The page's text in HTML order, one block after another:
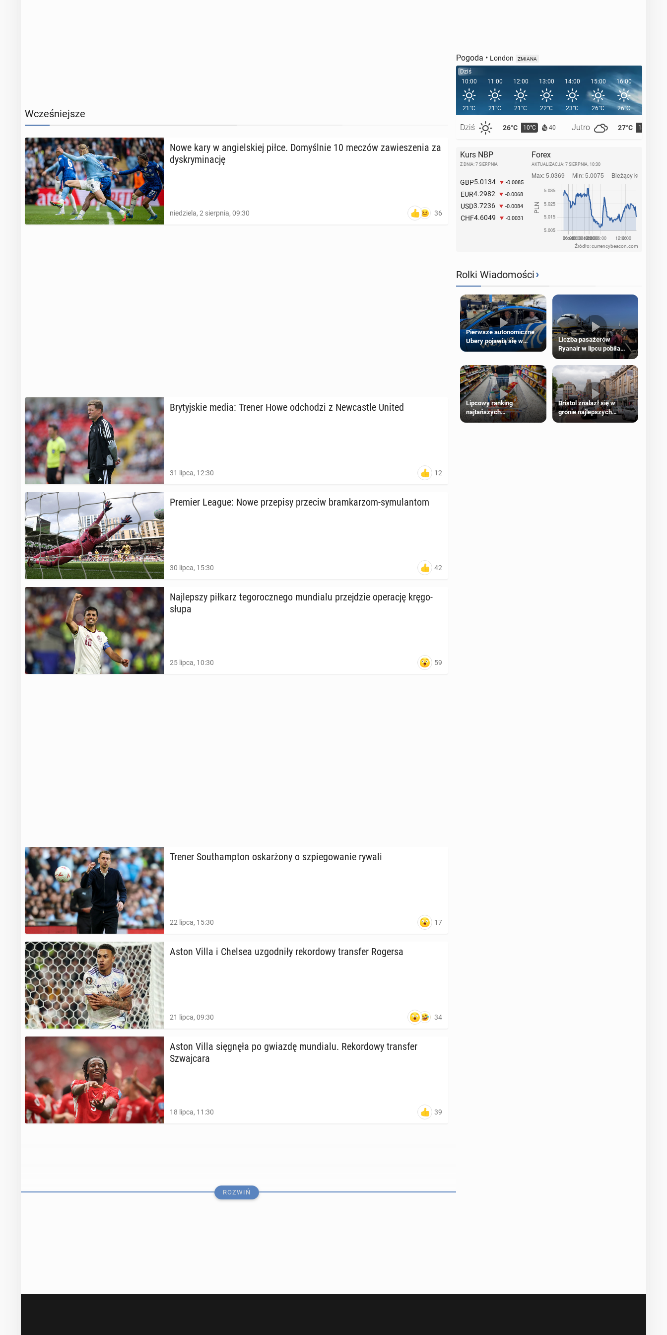
Wcześniejsze
Nowe kary w an­giel­skiej piłce. Do­myśl­nie 10 meczów za­wie­sze­nia za
dys­kry­mi­na­cję
niedziela, 2 sierpnia, 09:30 36
Bry­tyj­skie media: Trener Howe od­cho­dzi z New­ca­stle United
31 lipca, 12:30 12
Premier League: Nowe prze­pi­sy przeciw bram­ka­rzom-sy­mu­lan­tom
30 lipca, 15:30 42
Naj­lep­szy piłkarz te­go­rocz­ne­go mun­dia­lu przej­dzie ope­ra­cję krę­go­
słu­pa
25 lipca, 10:30 59
Trener So­uthamp­ton oskar­żo­ny o szpie­go­wa­nie rywali
22 lipca, 15:30 17
Aston Villa i Chelsea uzgod­ni­ły re­kor­do­wy trans­fer Rogersa
21 lipca, 09:30 34
Aston Villa się­gnę­ła po gwiazdę mun­dia­lu. Re­kor­do­wy trans­fer
Szwaj­ca­ra
18 lipca, 11:30 39
ROZWIŃ
Pogoda • London ZMIANA
Dziś
10:00
21°C
Dziś 26°C 10°C 40 Jutro 27°C 14°C
11:00
21°C
12:00
21°C
13:00
22°C
14:00
23°C
15:00
26°C
16:00
26°C
17:00
Kurs NBP
Z DNIA: 7 SIERPNIA
GBP5.0134 -0.0085
EUR4.2982 -0.0068
USD3.7236 -0.0084
CHF4.6049 -0.0031
Forex
AKTUALIZACJA: 7 SIERPNIA, 10:30
Źródło: currencybeacon.com
Rolki Wiadomości›
Pierwsze autonomiczne
Ubery pojawią się w
Londynie jeszcze tego
Liczba pasażerów
Ryanair w lipcu pobiła
rekord
Lipcowy ranking
najtańszych
supermarketów
Bristol znalazł się w
gronie najlepszych
kierunków podróży na